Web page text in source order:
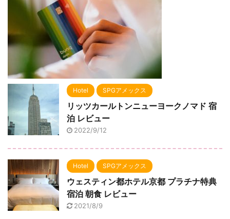
Hotel SPGアメックス
リッツカールトンニューヨークノマド 宿
泊 レビュー
2022/9/12
Hotel SPGアメックス
ウェスティン都ホテル京都 プラチナ特典
宿泊 朝食 レビュー
2021/8/9